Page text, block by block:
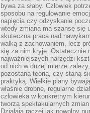
bywa za słaby. Człowiek
sposobu na regulowanie
napięcia czy odzyskanie
wtedy zmiana ma szansę się
skuteczna praca nad
walką z zachowaniem, lecz
się za nim kryje. Ostatecznie
najważniejszych narzędzi
od nich w dużej mierze
pozostaną teorią, czy staną
praktyką. Wielkie plany
właśnie drobne, regularne
człowieka w konkretnym
tworzą spektakularnych
Działają raczej jak powolny